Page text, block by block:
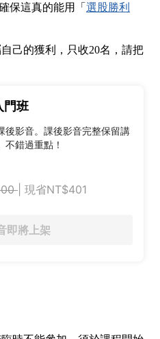
保這真的能用「 選股勝利
己的獲利，只收20名，請把
門班
後影音。課後影音完整保留講
錯過重點！
| 現省NT$401
即將上架